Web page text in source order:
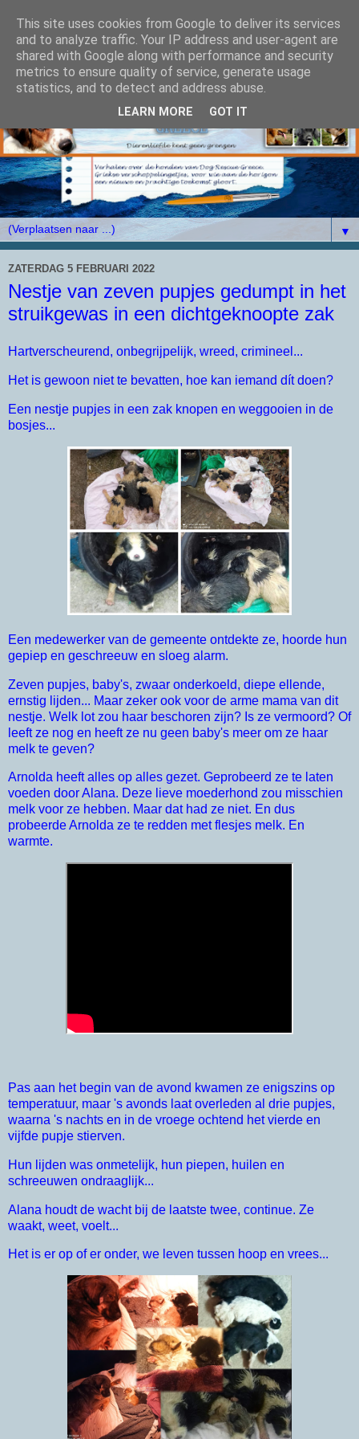
▼
ZATERDAG 5 FEBRUARI 2022
Nestje van zeven pupjes gedumpt in het
struikgewas in een dichtgeknoopte zak
Hartverscheurend, onbegrijpelijk, wreed, crimineel...
Het is gewoon niet te bevatten, hoe kan iemand dít doen?
Een nestje pupjes in een zak knopen en weggooien in de
bosjes...
Een medewerker van de gemeente ontdekte ze, hoorde hun
gepiep en geschreeuw en sloeg alarm.
Zeven pupjes, baby's, zwaar onderkoeld, diepe ellende,
ernstig lijden... Maar zeker ook voor de arme mama van dit
nestje. Welk lot zou haar beschoren zijn? Is ze vermoord? Of
leeft ze nog en heeft ze nu geen baby's meer om ze haar
melk te geven?
Arnolda heeft alles op alles gezet. Geprobeerd ze te laten
voeden door Alana. Deze lieve moederhond zou misschien
melk voor ze hebben. Maar dat had ze niet. En dus
probeerde Arnolda ze te redden met flesjes melk. En
warmte.
Pas aan het begin van de avond kwamen ze enigszins op
temperatuur, maar 's avonds laat overleden al drie pupjes,
waarna 's nachts en in de vroege ochtend het vierde en
vijfde pupje stierven.
Hun lijden was onmetelijk, hun piepen, huilen en
schreeuwen ondraaglijk...
Alana houdt de wacht bij de laatste twee, continue. Ze
waakt, weet, voelt...
Het is er op of er onder, we leven tussen hoop en vrees...
This site uses cookies from Google to deliver its services
and to analyze traffic. Your IP address and user-agent are
shared with Google along with performance and security
metrics to ensure quality of service, generate usage
statistics, and to detect and address abuse.
LEARN MORE GOT IT